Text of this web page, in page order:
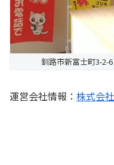
釧路市新富士町3-2-
運営会社情報： 株式会